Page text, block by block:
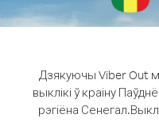
Дзякуючы Viber Out
выклікі ў краіну
рэгіёна Сенегал.